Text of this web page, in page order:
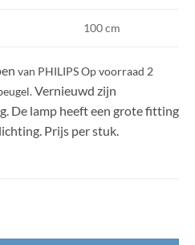
100 cm
van PHILIPSOp voorraad 2
Vernieuwd zijn
De lamp heeft een grote fitting
Prijs per stuk.